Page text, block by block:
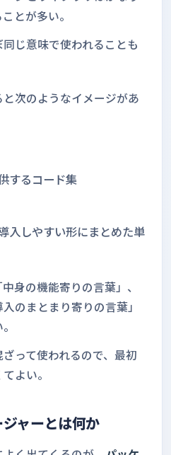
とが多い。
じ意味で使われることも
次のようなイメージがあ
するコード集
入しやすい形にまとめた単
身の機能寄りの言葉」、
のまとまり寄りの言葉」
って使われるので、最初
よい。
ャーとは何か